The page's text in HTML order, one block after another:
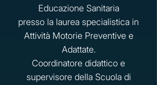
Educazione Sanitaria
presso la laurea specialistica in
Attività Motorie Preventive e
Adattate.
Coordinatore didattico e
supervisore della Scuola di